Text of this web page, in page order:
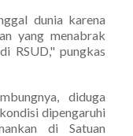
dunia karena
yang menabrak
RSUD," pungkas
diduga
dipengaruhi
di Satuan